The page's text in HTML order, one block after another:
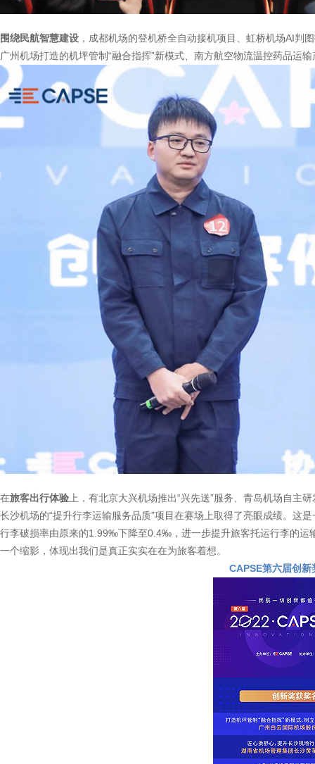
围绕民航智慧建设 ，成都机场的登机桥全自动接机项目、虹桥机场AI判
广州机场打造的机坪管制“融合指挥”新模式、南方航空物流温控药品运
在旅客出行体验上，有北京大兴机场推出“兴先送”服务、青岛机场自主
长沙机场的“提升行李运输服务品质”项目在赛场上取得了亮眼成绩。这
行李破损率由原来的1.99‰下降至0.4‰，进一步提升旅客托运行李的运
一个缩影，体现出我们是真正实实在在为旅客着想。
CAPSE第六届创新